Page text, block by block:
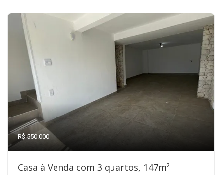
R$ 550.000
Casa à Venda com 3 quartos, 147m²